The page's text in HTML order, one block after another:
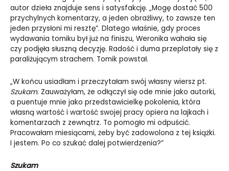
autor dzieła znajduje sens i satysfakcję. „Mogę dostać 500
przychylnych komentarzy, a jeden obraźliwy, to zawsze ten
jeden przysłoni mi resztę”. Dlatego właśnie, gdy proces
wydawania tomiku był już na finiszu, Weronika wahała się
czy podjęła słuszną decyzję. Radość i duma przeplatały się z
paraliżującym strachem. Tomik powstał.
„W końcu usiadłam i przeczytałam swój własny wiersz pt.
Szukam. Zauważyłam, że odłączył się ode mnie jako autorki,
a puentuje mnie jako przedstawicielkę pokolenia, która
własną wartość i wartość swojej pracy opiera na lajkach i
komentarzach z zewnątrz. To pomogło mi odpuścić.
Pracowałam miesiącami, żeby być zadowolona z tej książki.
I jestem. Po co szukać dalej potwierdzenia?”
Szukam